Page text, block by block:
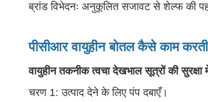
ब्रांड विभेदनः अनुकूलित सजावट से शेल्फ की
पीसीआर वायुहीन बोतल कैसे काम
वायुहीन तकनीक त्वचा देखभाल सूत्रों की
चरण 1: उत्पाद देने के लिए पंप दबाएँ।